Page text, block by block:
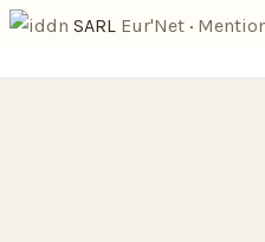
SARL Eur'Net ·